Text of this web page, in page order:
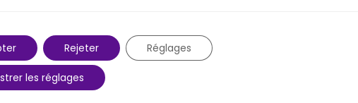
Rejeter Réglages
les réglages